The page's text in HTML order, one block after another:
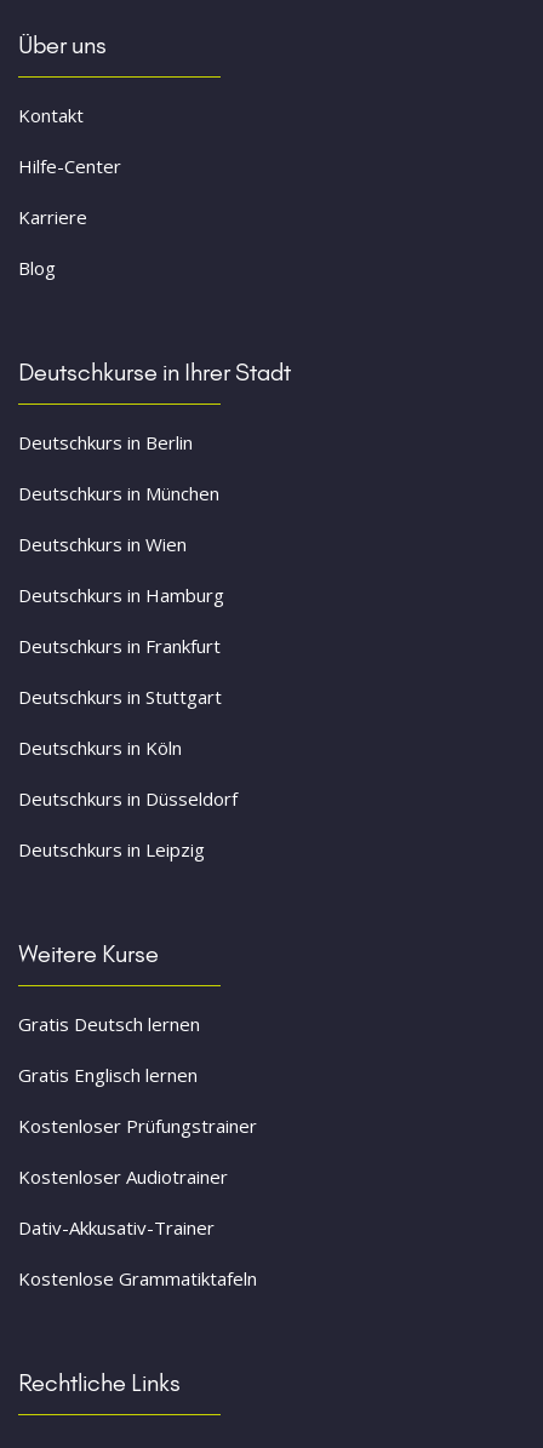
Über uns
Kontakt
Hilfe-Center
Karriere
Blog
Deutschkurse in Ihrer Stadt
Deutschkurs in Berlin
Deutschkurs in München
Deutschkurs in Wien
Deutschkurs in Hamburg
Deutschkurs in Frankfurt
Deutschkurs in Stuttgart
Deutschkurs in Köln
Deutschkurs in Düsseldorf
Deutschkurs in Leipzig
Weitere Kurse
Gratis Deutsch lernen
Gratis Englisch lernen
Kostenloser Prüfungstrainer
Kostenloser Audiotrainer
Dativ-Akkusativ-Trainer
Kostenlose Grammatiktafeln
Rechtliche Links